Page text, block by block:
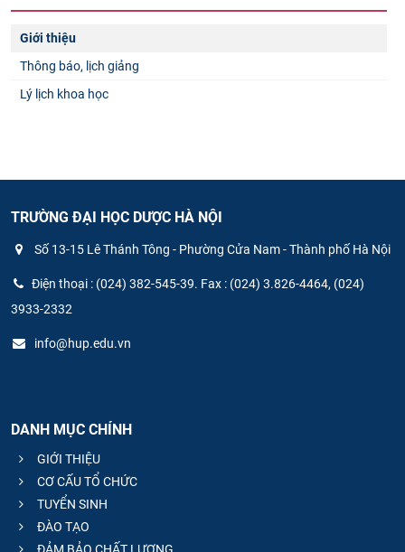
Giới thiệu
Thông báo, lịch giảng
Lý lịch khoa học
TRƯỜNG ĐẠI HỌC DƯỢC HÀ NỘI
Số 13-15 Lê Thánh Tông - Phường Cửa Nam - Thành phố Hà Nội
Điện thoại : (024) 382-545-39. Fax : (024) 3.826-4464, (024)
3933-2332
info@hup.edu.vn
DANH MỤC CHÍNH
GIỚI THIỆU
CƠ CẤU TỔ CHỨC
TUYỂN SINH
ĐÀO TẠO